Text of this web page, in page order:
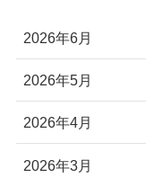
2026年6月
2026年5月
2026年4月
2026年3月